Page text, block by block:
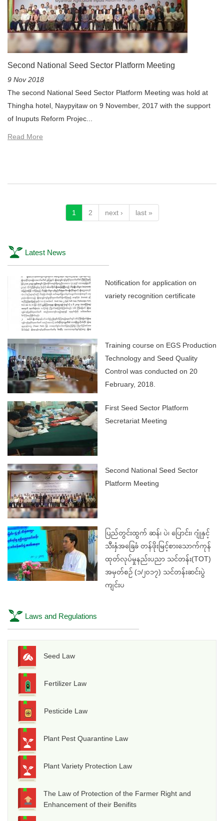
Second National Seed Sector Platform Meeting
9 Nov 2018
The second National Seed Sector Platform Meeting was hold at
Thingha hotel, Naypyitaw on 9 November, 2017 with the support
of Inuputs Reform Projec...
Read More
1 2 next › last »
Latest News
Notification for application on
variety recognition certificate
Training course on EGS Production
Technology and Seed Quality
Control was conducted on 20
February, 2018.
First Seed Sector Platform
Secretariat Meeting
Second National Seed Sector
Platform Meeting
ပြည်တွင်းထွက် ဆန်၊ ပဲ၊ ပြောင်း၊ ဂျုံနှင့်
သီးနှံအခြေခံ တန်ဖိုးမြင့်စားသောက်ကုန်
ထုတ်လုပ်မှုနည်းပညာ သင်တန်း(TOT)
အမှတ်စဉ် (၁/၂၀၁၇) သင်တန်းဆင်းပွဲ
ကျင်းပ
Laws and Regulations
Seed Law
Fertilizer Law
Pesticide Law
Plant Pest Quarantine Law
Plant Variety Protection Law
The Law of Protection of the Farmer Right and
Enhancement of their Benifits